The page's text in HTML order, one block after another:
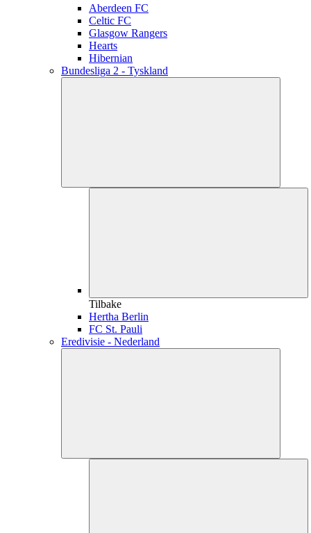
Aberdeen FC
Celtic FC
Glasgow Rangers
Hearts
Hibernian
Bundesliga 2 - Tyskland
Tilbake
Hertha Berlin
FC St. Pauli
Eredivisie - Nederland